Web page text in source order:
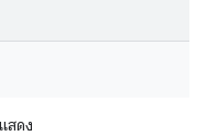
สดง